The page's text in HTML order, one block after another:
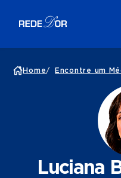
Home/ Encontre um
Luciana